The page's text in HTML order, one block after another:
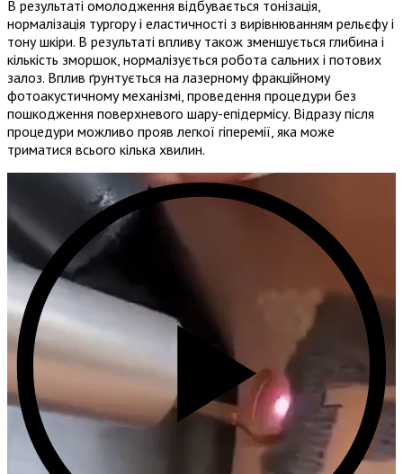
В результаті омолодження відбувається тонізація,
нормалізація тургору і еластичності з вирівнюванням рельєфу і
тону шкіри. В результаті впливу також зменшується глибина і
кількість зморшок, нормалізується робота сальних і потових
залоз. Вплив ґрунтується на лазерному фракційному
фотоакустичному механізмі, проведення процедури без
пошкодження поверхневого шару-епідермісу. Відразу після
процедури можливо прояв легкої гіперемії, яка може
триматися всього кілька хвилин.